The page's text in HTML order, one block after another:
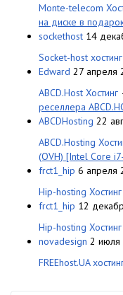
Monte-telecom
на диске в
sockethost 14
Socket-host хостинг
Edward 27 апреля
ABCD.Host Хостинг
реселлера
ABCDHosting 22
ABCD.Hosting
(OVH) [Intel Core
frct1_hip 6 апреля
Hip-hosting Хостинг
frct1_hip 12
Hip-hosting Хостинг
novadesign 2 июля
FREEhost.UA